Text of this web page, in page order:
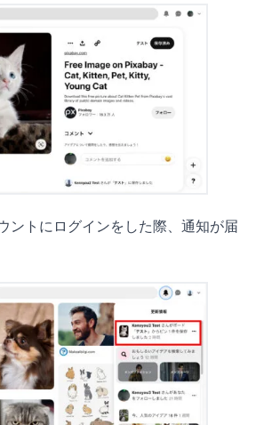
ントにログインをした際、通知が届